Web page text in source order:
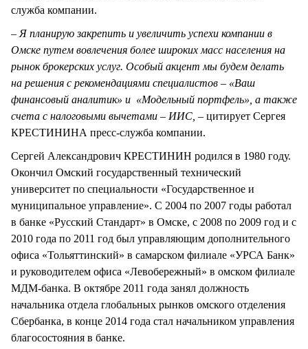
служба компании.
– Я планирую закрепить и увеличить успехи компании в
Омске путем вовлечения более широких масс населения на
рынок брокерских услуг. Особый акцент мы будем делать
на решения с рекомендациями специалистов – «Ваш
финансовый аналитик» и «Модельный портфель», а также
счета с налоговыми вычетами – ИИС, – цитирует Сергея
КРЕСТИНИНА пресс-служба компании.
Сергей Александрович КРЕСТИНИН родился в 1980 году.
Окончил Омский государственный технический
университет по специальности «Государственное и
муниципальное управление». С 2004 по 2007 годы работал
в банке «Русский Стандарт» в Омске, с 2008 по 2009 год и с
2010 года по 2011 год был управляющим дополнительного
офиса «Тольяттинский» в самарском филиале «УРСА Банк»
и руководителем офиса «Левобережный» в омском филиале
МДМ-банка. В октябре 2011 года занял должность
начальника отдела глобальных рынков омского отделения
Сбербанка, в конце 2014 года стал начальником управления
благосостояния в банке.